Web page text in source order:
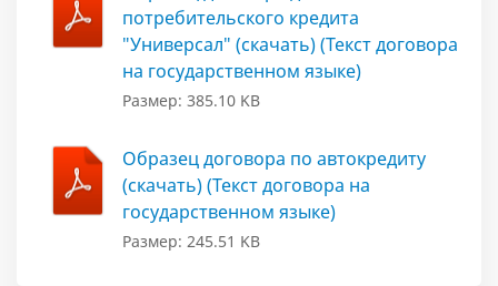
потребительского кредита
"Универсал" (скачать) (Текст договора
на государственном языке)
Размер: 385.10 KB
Образец договора по автокредиту
(скачать) (Текст договора на
государственном языке)
Размер: 245.51 KB